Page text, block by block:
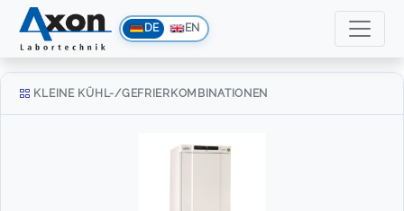
DE EN
KLEINE KÜHL-/GEFRIERKOMBINATIONEN